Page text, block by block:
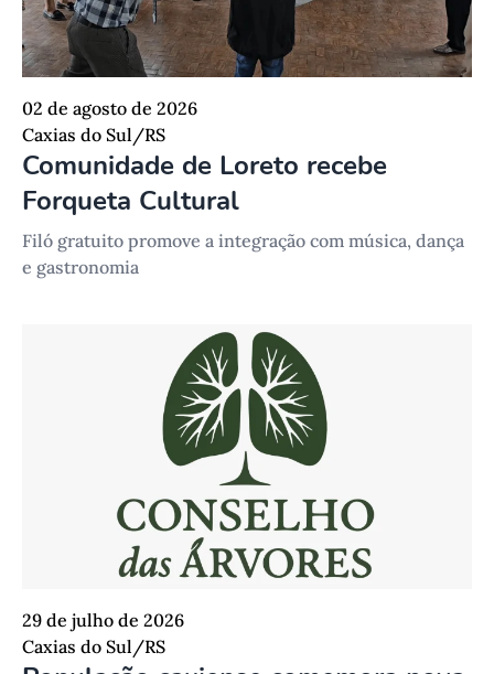
02 de agosto de 2026
Caxias do Sul/RS
Comunidade de Loreto recebe
Forqueta Cultural
Filó gratuito promove a integração com música, dança
e gastronomia
29 de julho de 2026
Caxias do Sul/RS